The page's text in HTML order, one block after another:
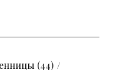
(44)